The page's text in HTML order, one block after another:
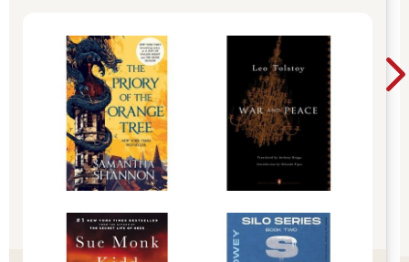
像兩隻緊緊纏住獵物的章魚，甩都甩不掉。
我氣得痛罵：「姚淇，妳太過分了！妳以為這樣欺負她，之後還
可以沒事嗎？」
姚淇毫不在意，「妳去跟別人說呀，我才不怕。陳津津妳不是最
喜歡當正義使者嗎？之前教訓我的時候那麼神氣，現在還不是只
能眼睜睜站在旁邊看菜瓜布挨打？哼，我只不過演演戲裝個可
憐，妳居然就信了，還真的乖乖把人領過來，簡直就是個大笨